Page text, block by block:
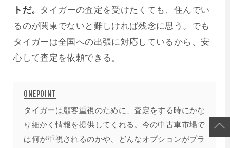
トだ。 タイガーの査定を受けたくても、住んでい
るのが関東でないと難しければ残念に思う。でも
タイガーは全国への出張に対応しているから、安
心して査定を依頼できる。
タイガーは顧客重視のために、査定をする時にかな
り細かく情報を提供してくれる。今の中古車市場で
は何が重視されるのかや、どんなオプションがプラ